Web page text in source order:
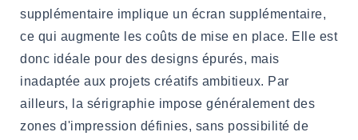
supplémentaire implique un écran supplémentaire,
ce qui augmente les coûts de mise en place. Elle est
donc idéale pour des designs épurés, mais
inadaptée aux projets créatifs ambitieux. Par
ailleurs, la sérigraphie impose généralement des
zones d'impression définies, sans possibilité de